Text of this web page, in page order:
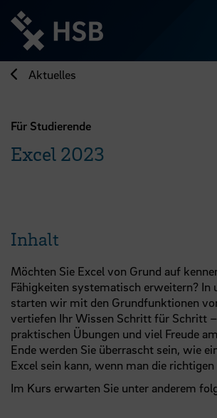
zum
Seiteninhalt
springen
Aktuelles
Für Studierende
Excel 2023
Inhalt
Möchten Sie Excel von Grund auf
Fähigkeiten systematisch erweitern? In
starten wir mit den Grundfunktionen
vertiefen Ihr Wissen Schritt für Schritt
praktischen Übungen und viel Freude
Ende werden Sie überrascht sein, wie
Excel sein kann, wenn man die
Im Kurs erwarten Sie unter anderem